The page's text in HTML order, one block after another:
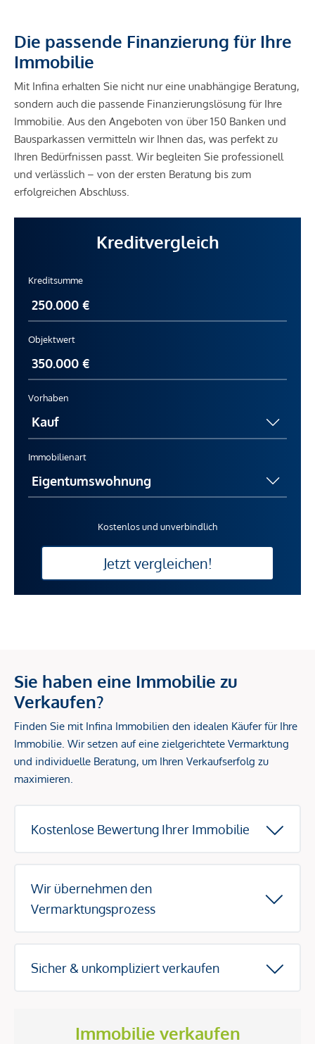
Die passende Finanzierung für Ihre
Immobilie
Mit Infina erhalten Sie nicht nur eine unabhängige Beratung,
sondern auch die passende Finanzierungslösung für Ihre
Immobilie. Aus den Angeboten von über 150 Banken und
Bausparkassen vermitteln wir Ihnen das, was perfekt zu
Ihren Bedürfnissen passt. Wir begleiten Sie professionell
und verlässlich – von der ersten Beratung bis zum
erfolgreichen Abschluss.
Kreditvergleich
Kreditsumme
Objektwert
Vorhaben
Immobilienart
Kostenlos und unverbindlich
Jetzt vergleichen!
Sie haben eine Immobilie zu
Verkaufen?
Finden Sie mit Infina Immobilien den idealen Käufer für Ihre
Immobilie. Wir setzen auf eine zielgerichtete Vermarktung
und individuelle Beratung, um Ihren Verkaufserfolg zu
maximieren.
Kostenlose Bewertung Ihrer Immobilie
Wir übernehmen den
Vermarktungsprozess
Sicher & unkompliziert verkaufen
Immobilie verkaufen